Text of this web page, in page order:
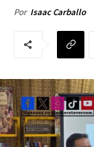
Por Isaac Carballo